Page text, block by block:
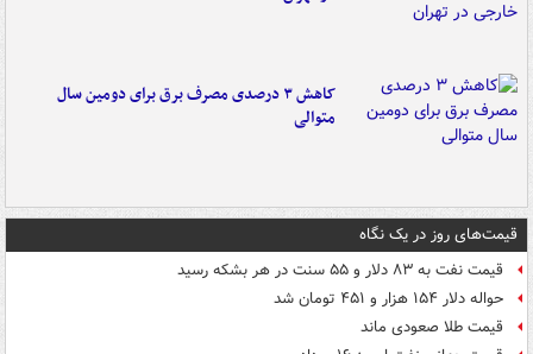
کاهش ۳ درصدی مصرف برق برای دومین سال
متوالی
قیمت‌های روز در یک نگاه
قیمت نفت به ۸۳ دلار و ۵۵ سنت در هر بشکه رسید
حواله دلار ۱۵۴ هزار و ۴۵۱ تومان شد
قیمت طلا صعودی ماند